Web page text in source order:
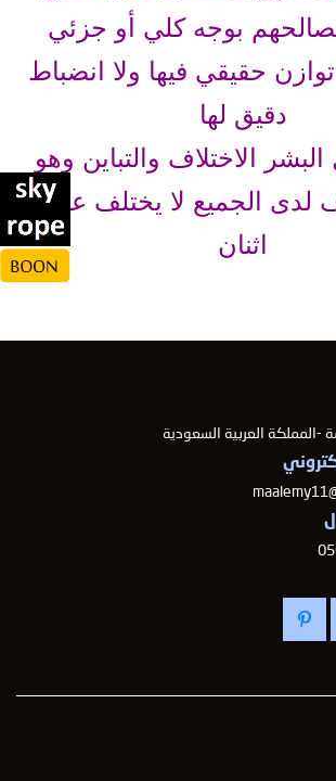
بوجه كلي أو جزئي
توازن حقيقي فيها ولا انضباط
دقيق لها
الاختلاف والتباين وهو
لدى الجميع لا يختلف عليه
اثنان
-المملكة العربية السعودية
-